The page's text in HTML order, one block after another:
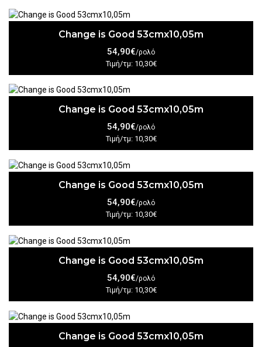
Change is Good 53cmx10,05m
54,90€/ρολό
Τιμή/τμ: 10,30€
Change is Good 53cmx10,05m
54,90€/ρολό
Τιμή/τμ: 10,30€
Change is Good 53cmx10,05m
54,90€/ρολό
Τιμή/τμ: 10,30€
Change is Good 53cmx10,05m
54,90€/ρολό
Τιμή/τμ: 10,30€
Change is Good 53cmx10,05m